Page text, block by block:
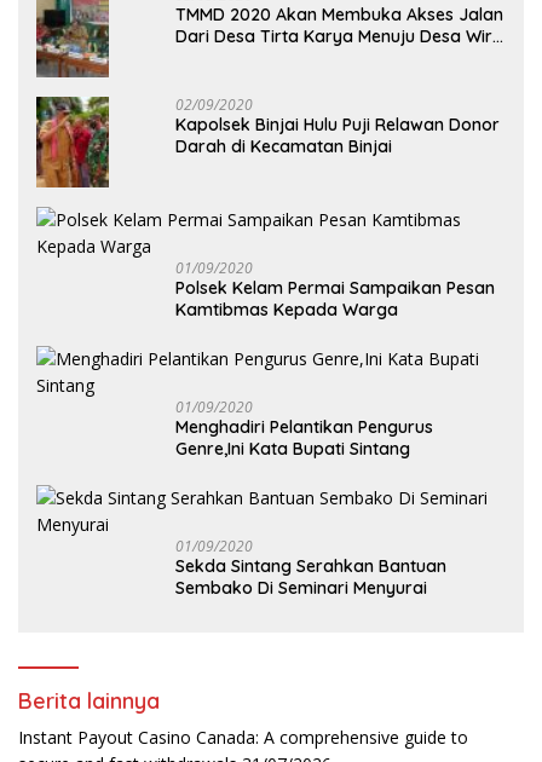
TMMD 2020 Akan Membuka Akses Jalan
Dari Desa Tirta Karya Menuju Desa Wira
02/09/2020
Kapolsek Binjai Hulu Puji Relawan Donor
Darah di Kecamatan Binjai
01/09/2020
Polsek Kelam Permai Sampaikan Pesan
Kamtibmas Kepada Warga
01/09/2020
Menghadiri Pelantikan Pengurus
Genre,Ini Kata Bupati Sintang
01/09/2020
Sekda Sintang Serahkan Bantuan
Sembako Di Seminari Menyurai
Berita lainnya
Instant Payout Casino Canada: A comprehensive guide to